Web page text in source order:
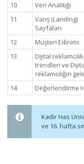
10
Veri Analitiği
11
Varış (Landing)
Sayfaları
12 Müşteri Edinimi
13
Dijital reklamcılık
trendleri ve
reklamcılığın
14 Değerlendirme
Kadir Has
ve 16. hafta